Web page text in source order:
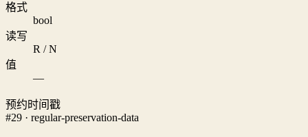
格式
bool
读写
R / N
值
—
预约时间戳
#29 · regular-preservation-data